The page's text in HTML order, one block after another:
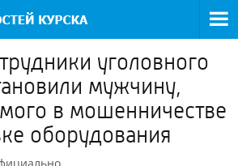
уголовного
мужчину,
в мошенничестве
оборудования